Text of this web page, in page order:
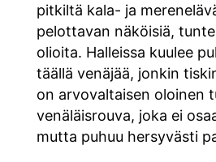
pitkiltä kala- ja
pelottavan näköisiä,
olioita. Halleissa kuulee
täällä venäjää, jonkin
on arvovaltaisen oloinen
venäläisrouva, joka ei
mutta puhuu hersyvästi